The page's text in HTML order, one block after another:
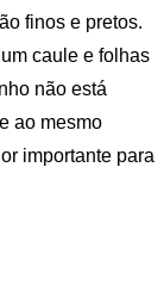
finos e pretos.
caule e folhas
não está
ao mesmo
importante para